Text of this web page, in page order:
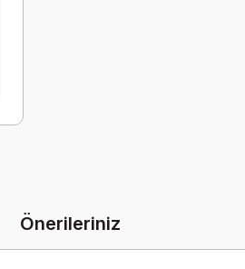
Önerileriniz